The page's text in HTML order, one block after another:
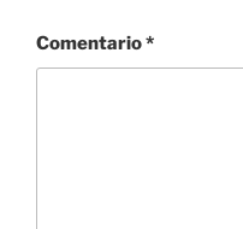
Comentario*